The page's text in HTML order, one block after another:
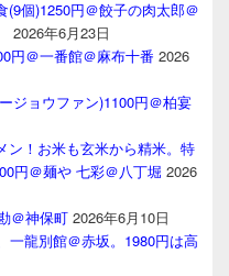
個)1250円＠餃子の肉太郎＠
2026年6月23日
円＠一番館＠麻布十番 2026
ジョウファン)1100円＠柏宴
ン！お米も玄米から精米。特
円＠麺や 七彩＠八丁堀 2026
＠神保町 2026年6月10日
一龍別館＠赤坂。1980円は高